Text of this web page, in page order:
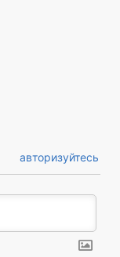
авторизуйтесь